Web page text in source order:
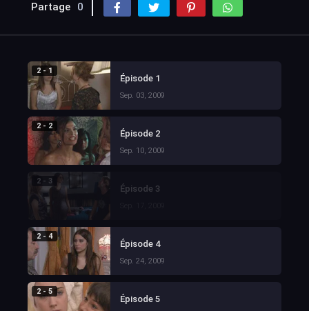
Partage 0
2 - 1
Épisode 1
Sep. 03, 2009
2 - 2
Épisode 2
Sep. 10, 2009
2 - 3
Épisode 3
2 - 4
Épisode 4
Sep. 24, 2009
2 - 5
Épisode 5